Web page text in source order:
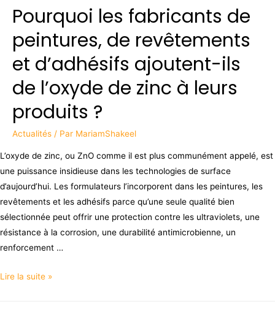
Pourquoi les fabricants de
peintures, de revêtements
et d’adhésifs ajoutent-ils
de l’oxyde de zinc à leurs
produits ?
Actualités / Par MariamShakeel
L’oxyde de zinc, ou ZnO comme il est plus communément appelé, est
une puissance insidieuse dans les technologies de surface
d’aujourd’hui. Les formulateurs l’incorporent dans les peintures, les
revêtements et les adhésifs parce qu’une seule qualité bien
sélectionnée peut offrir une protection contre les ultraviolets, une
résistance à la corrosion, une durabilité antimicrobienne, un
renforcement …
Lire la suite »